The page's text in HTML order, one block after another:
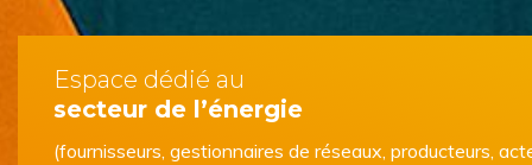
Espace dédié au
secteur de l’énergie
(fournisseurs, gestionnaires de réseaux, producteurs,